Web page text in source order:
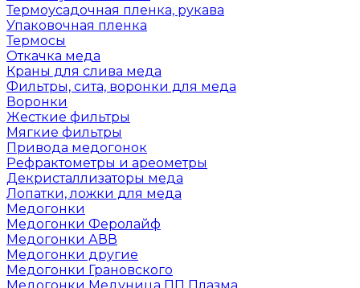
Термоусадочная пленка, рукава
Упаковочная пленка
Термосы
Откачка меда
Краны для слива меда
Фильтры, сита, воронки для меда
Воронки
Жесткие фильтры
Мягкие фильтры
Привода медогонок
Рефрактометры и ареометры
Декристаллизаторы меда
Лопатки, ложки для меда
Медогонки
Медогонки Феролайф
Медогонки АВВ
Медогонки другие
Медогонки Грановского